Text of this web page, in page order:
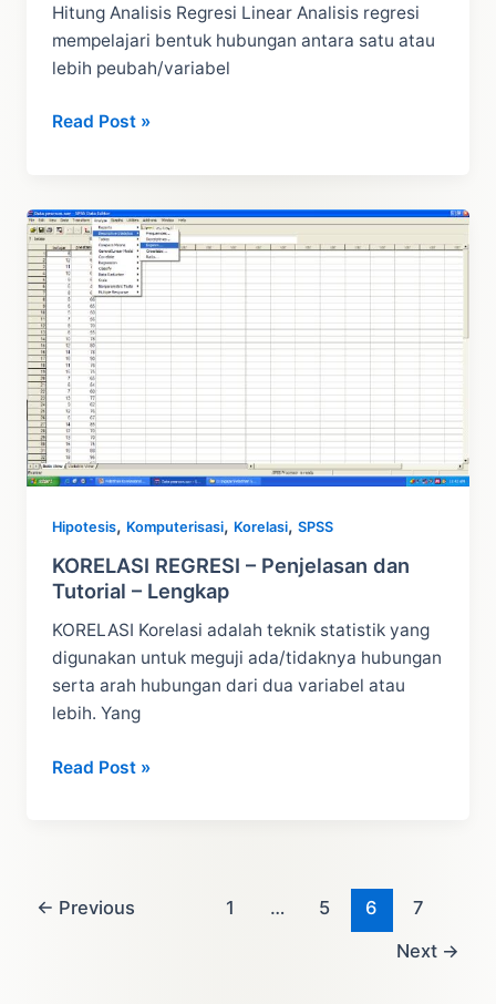
Hitung Analisis Regresi Linear Analisis regresi
mempelajari bentuk hubungan antara satu atau
lebih peubah/variabel
Pengertian
Dan
Cara
Hitung
Read Post »
Hipotesis, Komputerisasi, Korelasi,SPSS
KORELASI REGRESI – Penjelasan dan
Tutorial – Lengkap
KORELASI Korelasi adalah teknik statistik yang
digunakan untuk meguji ada/tidaknya hubungan
serta arah hubungan dari dua variabel atau
lebih. Yang
KORELASI
Tutorial
Read Post »
← Previous 1 … 5 6
7
Next →